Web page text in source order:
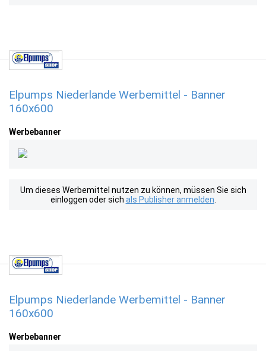
Elpumps Niederlande Werbemittel - Banner
160x600
Werbebanner
Um dieses Werbemittel nutzen zu können, müssen Sie sich
einloggen oder sich als Publisher anmelden
Elpumps Niederlande Werbemittel - Banner
160x600
Werbebanner